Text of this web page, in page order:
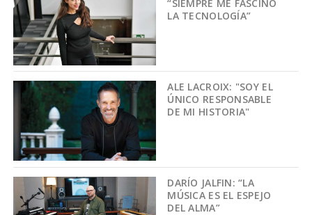
“SIEMPRE ME FASCINÓ
LA TECNOLOGÍA”
ALE LACROIX: "SOY EL
ÚNICO RESPONSABLE
DE MI HISTORIA"
DARÍO JALFIN: “LA
MÚSICA ES EL ESPEJO
DEL ALMA”